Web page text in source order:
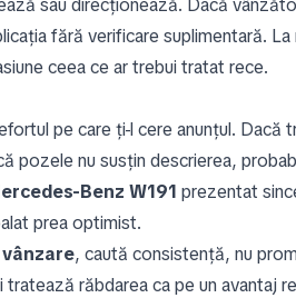
sau direcționează. Dacă
fără verificare suplimentară. La
ceea ce ar trebui tratat rece.
pe care ți-l cere anunțul. Dacă
pozele nu susțin descrierea,
Benz W191 prezentat
prea optimist.
, caută consistență, nu
răbdarea ca pe un avantaj